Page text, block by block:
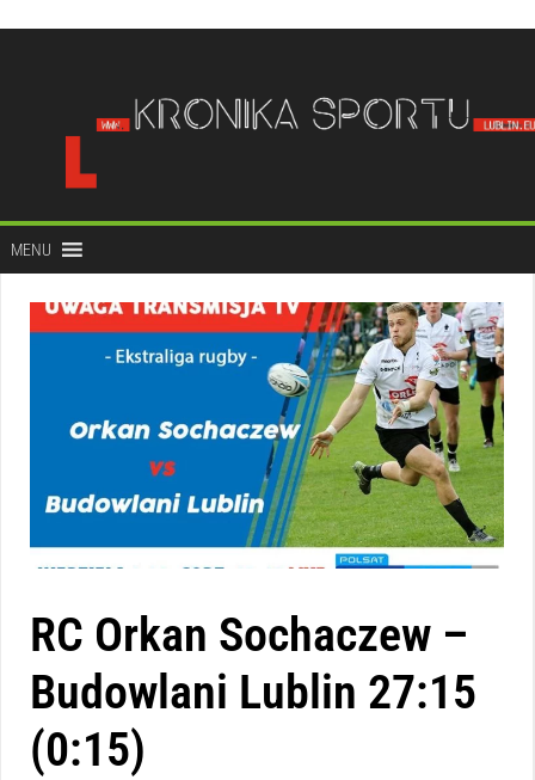
treści
MENU
RC Orkan Sochaczew –
Budowlani Lublin 27:15
(0:15)